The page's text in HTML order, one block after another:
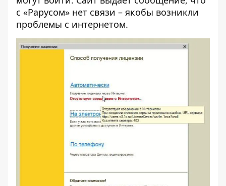
с «Рарусом» нет связи – якобы возникли
проблемы с интернетом.